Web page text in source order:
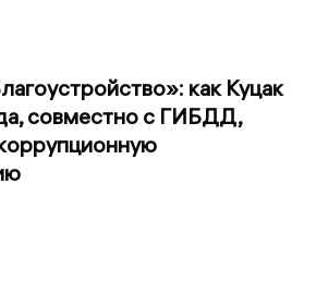
как Куцак
совместно с ГИБДД,